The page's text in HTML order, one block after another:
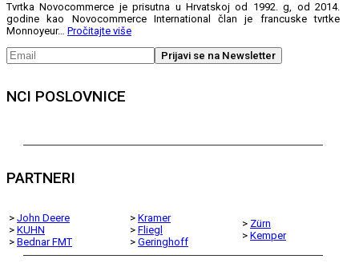
Tvrtka Novocommerce je prisutna u Hrvatskoj od 1992. g, od 2014.
godine kao Novocommerce International član je francuske tvrtke
Monnoyeur… Pročitajte više
NCI POSLOVNICE
PARTNERI
> John Deere
> KUHN
> Bednar FMT
> Kramer
> Fliegl
> Geringhoff
> Zürn
> Kemper